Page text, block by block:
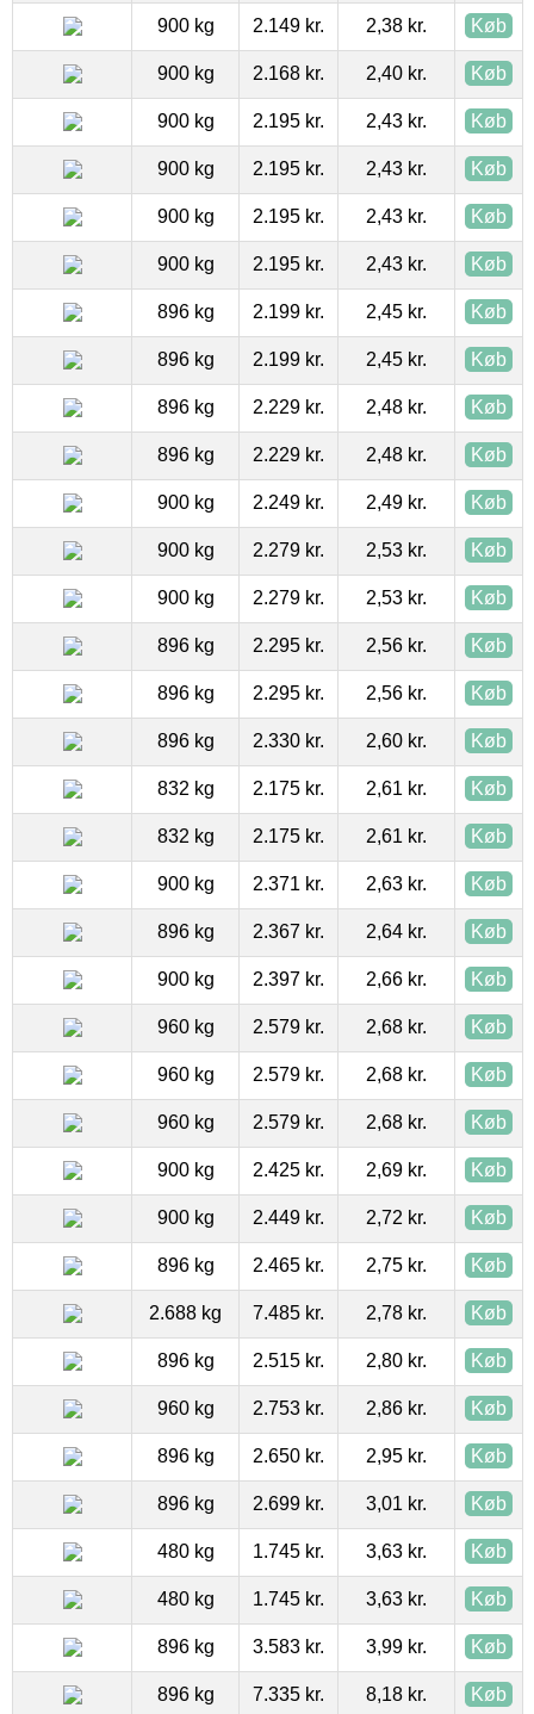
900 kg 2.149 kr. 2,38 kr. Køb
900 kg 2.168 kr. 2,40 kr. Køb
900 kg 2.195 kr. 2,43 kr. Køb
900 kg 2.195 kr. 2,43 kr. Køb
900 kg 2.195 kr. 2,43 kr. Køb
900 kg 2.195 kr. 2,43 kr. Køb
896 kg 2.199 kr. 2,45 kr. Køb
896 kg 2.199 kr. 2,45 kr. Køb
896 kg 2.229 kr. 2,48 kr. Køb
896 kg 2.229 kr. 2,48 kr. Køb
900 kg 2.249 kr. 2,49 kr. Køb
900 kg 2.279 kr. 2,53 kr. Køb
900 kg 2.279 kr. 2,53 kr. Køb
896 kg 2.295 kr. 2,56 kr. Køb
896 kg 2.295 kr. 2,56 kr. Køb
896 kg 2.330 kr. 2,60 kr. Køb
832 kg 2.175 kr. 2,61 kr. Køb
832 kg 2.175 kr. 2,61 kr. Køb
900 kg 2.371 kr. 2,63 kr. Køb
896 kg 2.367 kr. 2,64 kr. Køb
900 kg 2.397 kr. 2,66 kr. Køb
960 kg 2.579 kr. 2,68 kr. Køb
960 kg 2.579 kr. 2,68 kr. Køb
960 kg 2.579 kr. 2,68 kr. Køb
900 kg 2.425 kr. 2,69 kr. Køb
900 kg 2.449 kr. 2,72 kr. Køb
896 kg 2.465 kr. 2,75 kr. Køb
2.688 kg 7.485 kr. 2,78 kr. Køb
896 kg 2.515 kr. 2,80 kr. Køb
960 kg 2.753 kr. 2,86 kr. Køb
896 kg 2.650 kr. 2,95 kr. Køb
896 kg 2.699 kr. 3,01 kr. Køb
480 kg 1.745 kr. 3,63 kr. Køb
480 kg 1.745 kr. 3,63 kr. Køb
896 kg 3.583 kr. 3,99 kr. Køb
896 kg 7.335 kr. 8,18 kr. Køb